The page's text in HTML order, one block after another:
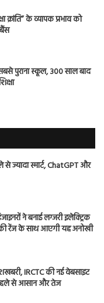
क्रांति” के व्यापक प्रभाव को
पुराना स्कूल, 300 साल बाद
ज्यादा स्मार्ट, ChatGPT और
ने बनाई लग्जरी इलेक्ट्रिक
की रेंज के साथ आएगी यह अनोखी
IRCTC की नई वेबसाइट
से आसान और तेज